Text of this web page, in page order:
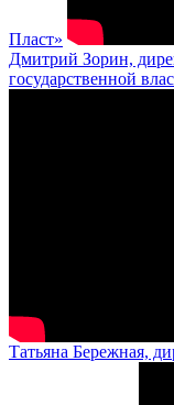
Пласт»
Дмитрий Зорин,
государственной
Татьяна Бережная,